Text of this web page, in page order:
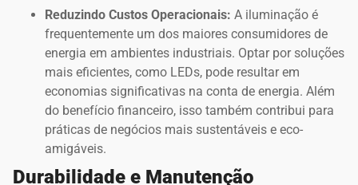
Reduzindo Custos Operacionais: A iluminação é
frequentemente um dos maiores consumidores de
energia em ambientes industriais. Optar por soluções
mais eficientes, como LEDs, pode resultar em
economias significativas na conta de energia. Além
do benefício financeiro, isso também contribui para
práticas de negócios mais sustentáveis e eco-
amigáveis.
Durabilidade e Manutenção